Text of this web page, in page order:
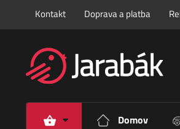
Kontakt Doprava a platba
Domov